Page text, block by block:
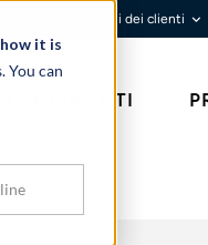
it is
You can
Portali dei clienti